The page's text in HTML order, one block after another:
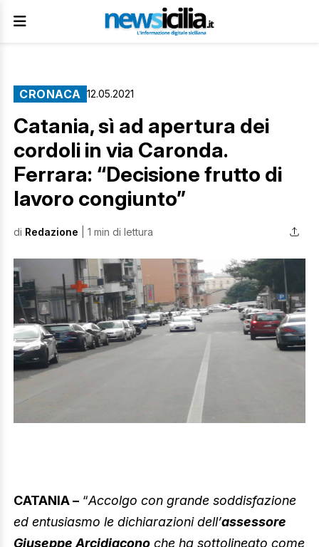
CRONACA 12.05.2021
Catania, sì ad apertura dei
cordoli in via Caronda.
Ferrara: “Decisione frutto di
lavoro congiunto”
di Redazione | 1 min di lettura
CATANIA – “Accolgo con grande soddisfazione
ed entusiasmo le dichiarazioni dell’assessore
Giuseppe Arcidiacono che ha sottolineato come